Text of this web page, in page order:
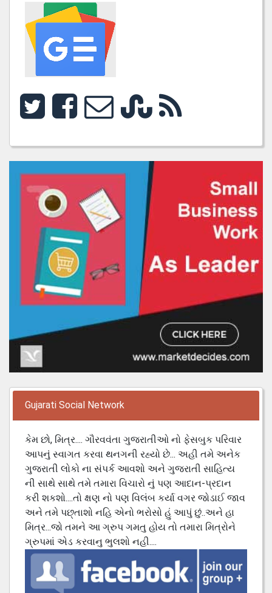
Gujarati Social Network
કેમ છો, મિત્ર.... ગૌરવવંતા ગુજરાતીઓ નો ફેસબુક પરિવાર
આપનું સ્વાગત કરવા થનગની રહ્યો છે... અહી તમે અનેક
ગુજરાતી લોકો ના સંપર્ક આવશો અને ગુજરાતી સાહિત્ય
ની સાથે સાથે તમે તમારા વિચારો નું પણ આદાન-પ્રદાન
કરી શકશો....તો ક્ષણ નો પણ વિલંબ કર્યા વગર જોડાઈ જાવ
અને તમે પછ્તાશો નહિ એનો ભરોસો હું આપું છું..અને હા
મિત્ર...જો તમને આ ગ્રુપ ગમતુ હોય તો તમારા મિત્રોને
ગ્રુપમાં એડ કરવાનુ ભુલશો નહી....